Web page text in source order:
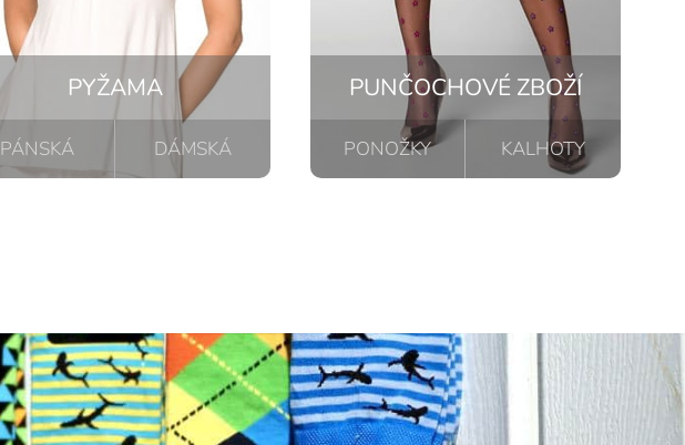
PYŽAMA
PÁNSKÁ DÁMSKÁ
PUNČOCHOVÉ ZBOŽÍ
PONOŽKY KALHOTY